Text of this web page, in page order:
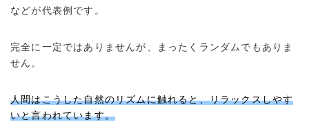
などが代表例です。
完全に一定ではありませんが、まったくランダムでもありま
せん。
人間はこうした自然のリズムに触れると、リラックスしやす
いと言われています。